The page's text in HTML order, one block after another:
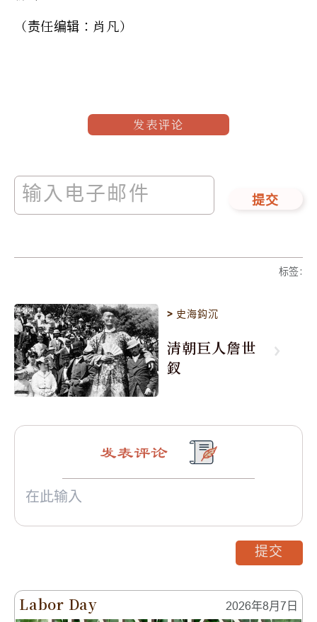
（责任编辑：肖凡）
发表评论
提交
标签:
> 史海鈎沉
清朝巨人詹世
釵
Labor Day 2026年8月7日
发表评论
提交